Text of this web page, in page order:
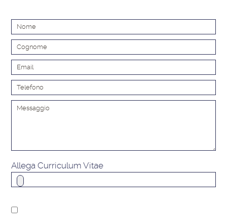
Allega Curriculum Vitae